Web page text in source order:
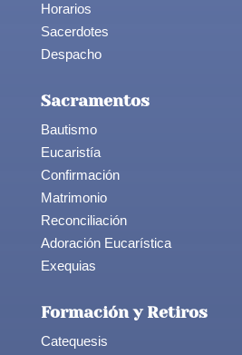
Horarios
Sacerdotes
Despacho
Sacramentos
Bautismo
Eucaristía
Confirmación
Matrimonio
Reconciliación
Adoración Eucarística
Exequias
Formación y Retiros
Catequesis